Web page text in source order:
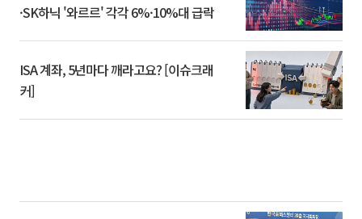
·SK하닉 '와르르' 각각 6%·10%대 급락
ISA 계좌, 5년마다 깨라고요? [이슈크래
커]